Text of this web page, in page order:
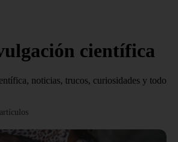
científica
noticias, trucos, curiosidades y todo